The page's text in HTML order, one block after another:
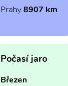
Prahy8907 km
Počasí jaro
Březen